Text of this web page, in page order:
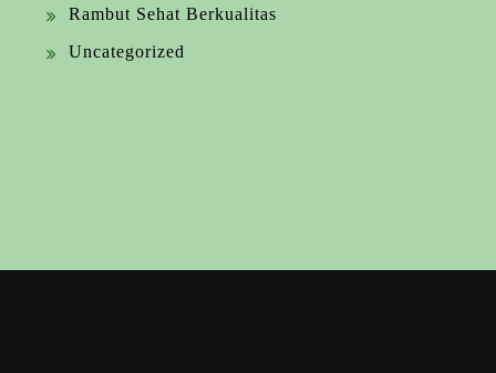
Rambut Sehat Berkualitas
Uncategorized